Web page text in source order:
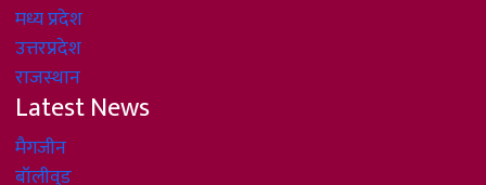
मध्य प्रदेश
उत्तरप्रदेश
राजस्थान
Latest News
मैगजीन
बॉलीवुड